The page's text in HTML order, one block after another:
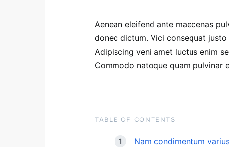
Aenean eleifend ante maecenas
donec dictum. Vici consequat
Adipiscing veni amet luctus enim
Commodo natoque quam pulvinar
TABLE OF CONTENTS
Nam condimentum